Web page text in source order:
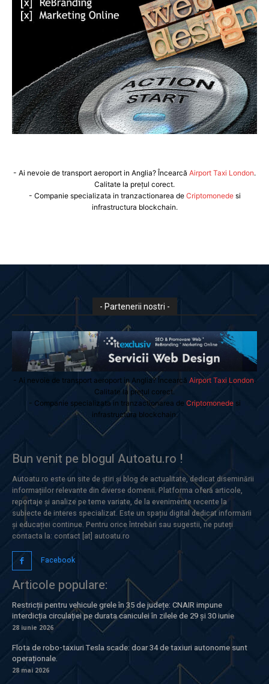
- Ai nevoie de transport aeroport in Anglia? Încearcă Airport Taxi London.
Calitate la prețul corect.
- Companie specializata in tranzactionarea de Criptomonedesi
infrastructura blockchain.
- Partenerii nostri -
- Ai nevoie de transport aeroport in Anglia? Încearcă Airport Taxi London
Calitate la prețul corect.
- Companie specializata in tranzactionarea de Criptomonedesi
infrastructura blockchain.
Bun venit pe blogul Autoatu.ro !
Autoatu.ro este un site de știri și blog de actualitate, dedicat diseminării
informațiilor relevante din diverse domenii. Platforma oferă articole,
reportaje și analize pe teme variate, de la evenimente recente la
subiecte de interes specializat. Este un spațiu digital dedicat informării
și educației continue. Pentru orice întrebări sau sugestii, ne puteți
contacta la: contact [at] autoatu.ro
Facebook
Articole populare:
Restricții pentru vehicule grele în 35 de județe: CNAIR impune
interdicția circulației pe durata caniculei în zilele de 29 și 30 iunie
28 iunie 2026
Flota de robo-taxiuri Tesla scade: doar 34 de taxiuri autonome sunt
operaționale.
28 mai 2026